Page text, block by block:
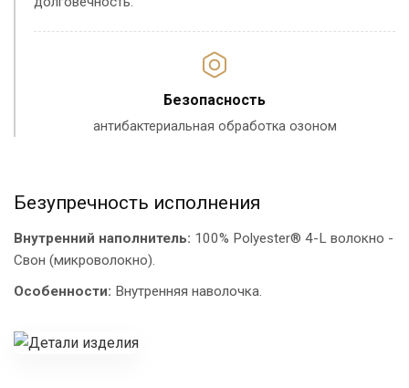
Безопасность
антибактериальная обработка озоном
Безупречность исполнения
Внутренний наполнитель: 100% Polyester® 4-L волокно -
Свон (микроволокно).
Особенности: Внутренняя наволочка.